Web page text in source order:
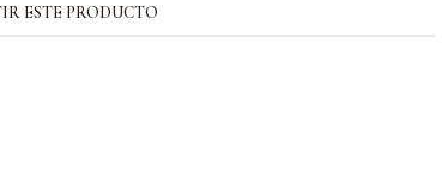
ESTE PRODUCTO